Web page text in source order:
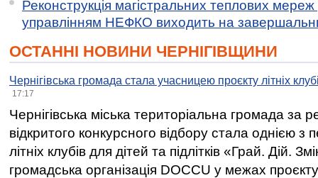
Реконструкція магістральних теплових мереж
управлінням НЕФКО виходить на
ОСТАННІ НОВИНИ ЧЕРНІГІВЩИНИ
Чернігівська громада стала учасницею проєкту літніх
17:17
Чернігівська міська територіальна громада за
відкритого конкурсного відбору стала однією
літніх клубів для дітей та підлітків «Грай. Дій.
громадська організація DOCCU у межах